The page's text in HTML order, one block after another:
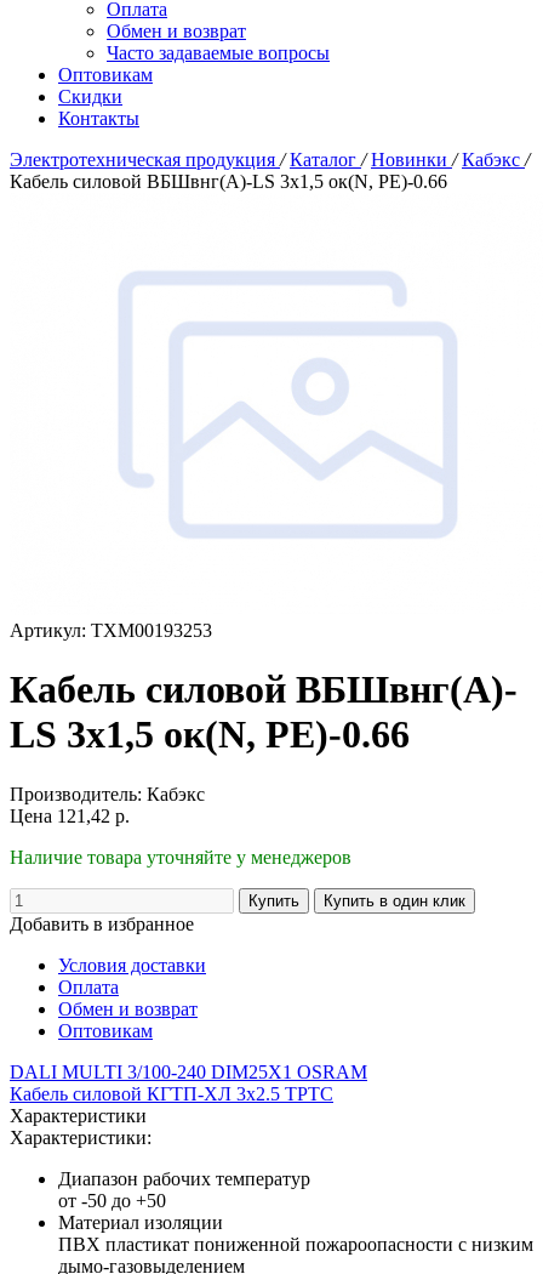
Оплата
Обмен и возврат
Часто задаваемые вопросы
Оптовикам
Скидки
Контакты
Электротехническая продукция / Каталог / Новинки / Кабэкс /
Кабель силовой ВБШвнг(А)-LS 3x1,5 ок(N, PE)-0.66
Артикул: ТХМ00193253
Кабель силовой ВБШвнг(А)-
LS 3x1,5 ок(N, PE)-0.66
Производитель: Кабэкс
Цена 121,42 р.
Наличие товара уточняйте у менеджеров
Добавить в избранное
Условия доставки
Оплата
Обмен и возврат
Оптовикам
DALI MULTI 3/100-240 DIM25X1 OSRAM
Кабель силовой КГТП-ХЛ 3х2.5 ТРТС
Характеристики
Характеристики:
Диапазон рабочих температур
от -50 до +50
Материал изоляции
ПВХ пластикат пониженной пожароопасности с низким
дымо-газовыделением